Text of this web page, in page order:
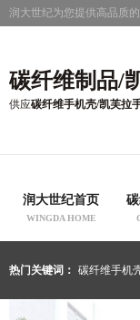
润大世纪为您提供高品质
碳纤维制品/
供应碳纤维手机壳/凯芙拉
润大世纪首页
WINGDA HOME
热门关键词： 碳纤维手机